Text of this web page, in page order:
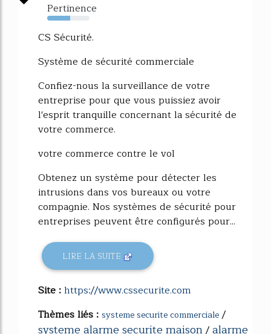
Pertinence
54%
CS Sécurité.
Système de sécurité commerciale
Confiez-nous la surveillance de votre
entreprise pour que vous puissiez avoir
l'esprit tranquille concernant la sécurité de
votre commerce.
votre commerce contre le vol
Obtenez un système pour détecter les
intrusions dans vos bureaux ou votre
compagnie. Nos systèmes de sécurité pour
entreprises peuvent être configurés pour...
LIRE LA SUITE
Site :https://www.cssecurite.com
Thèmes liés : systeme securite commerciale/
systeme alarme securite maison/alarme